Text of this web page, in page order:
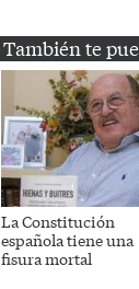
También te
La Constitución
española tiene una
fisura mortal